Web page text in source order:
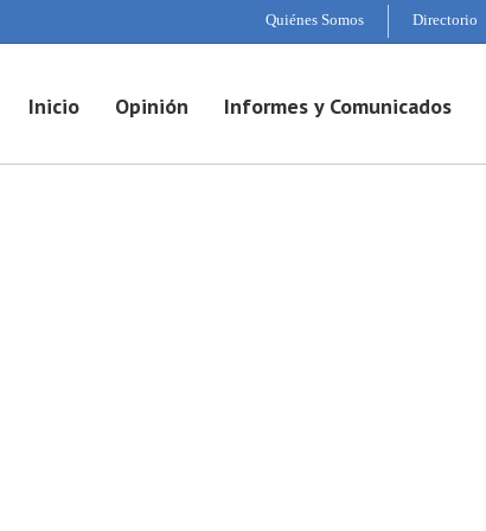
Quiénes Somos Directorio
Inicio Opinión Informes y Comunicados